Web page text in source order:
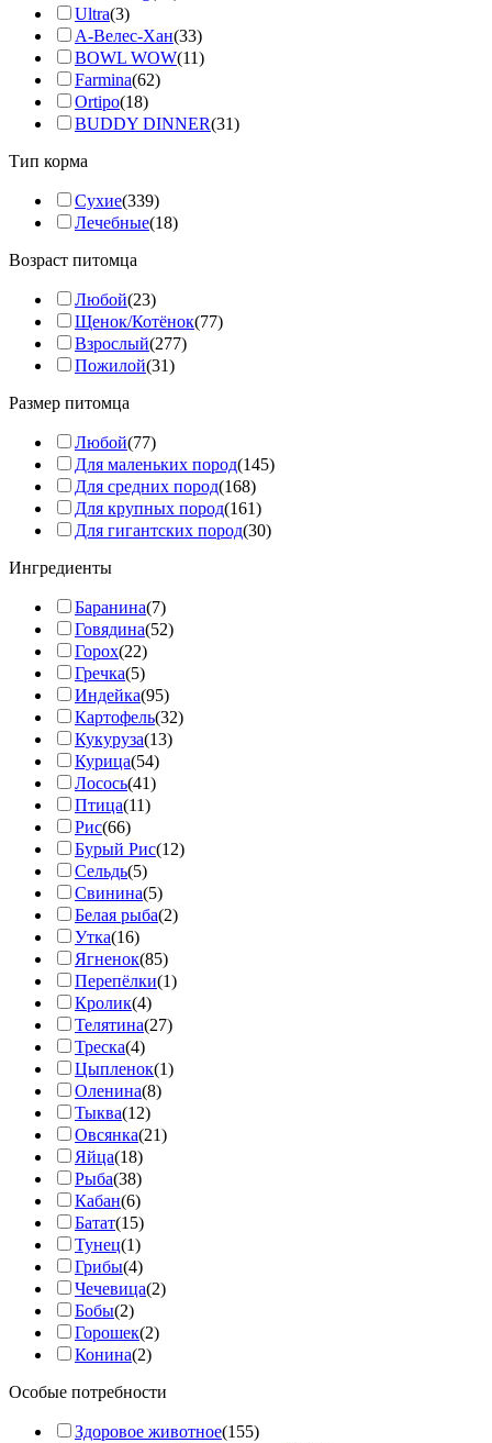
Ultra(3)
А-Велес-Хан(33)
BOWL WOW(11)
Farmina(62)
Ortipo(18)
BUDDY DINNER(31)
Тип корма
Сухие(339)
Лечебные(18)
Возраст питомца
Любой(23)
Щенок/Котёнок(77)
Взрослый(277)
Пожилой(31)
Размер питомца
Любой(77)
Для маленьких пород(145)
Для средних пород(168)
Для крупных пород(161)
Для гигантских пород(30)
Ингредиенты
Баранина(7)
Говядина(52)
Горох(22)
Гречка(5)
Индейка(95)
Картофель(32)
Кукуруза(13)
Курица(54)
Лосось(41)
Птица(11)
Рис(66)
Бурый Рис(12)
Сельдь(5)
Свинина(5)
Белая рыба(2)
Утка(16)
Ягненок(85)
Перепёлки(1)
Кролик(4)
Телятина(27)
Треска(4)
Цыпленок(1)
Оленина(8)
Тыква(12)
Овсянка(21)
Яйца(18)
Рыба(38)
Кабан(6)
Батат(15)
Тунец(1)
Грибы(4)
Чечевица(2)
Бобы(2)
Горошек(2)
Конина(2)
Особые потребности
Здоровое животное(155)